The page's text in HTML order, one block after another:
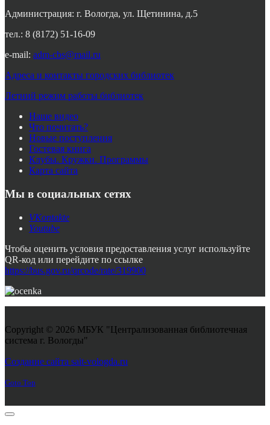
Администрация: г. Вологда, ул. Щетинина, д.5
тел.: 8 (8172) 51-16-09
e-mail: adm-cbs@mail.ru
Адреса и контакты городских библиотек
Летний режим работы библиотек
Наше видео
Что почитать?
Новые поступления
Гостевая книга
Клубы. Кружки. Программы
Карта сайта
Мы в социальных сетях
VKontakte
Youtube
Чтобы оценить условия предоставления услуг используйте
QR-код или перейдите по ссылке
https://bus.gov.ru/qrcode/rate/319900
Copyright © 2026 МБУК "Централизованная библиотечная
система г. Вологды"
Создание сайта sait-vologda.ru
Goto Top